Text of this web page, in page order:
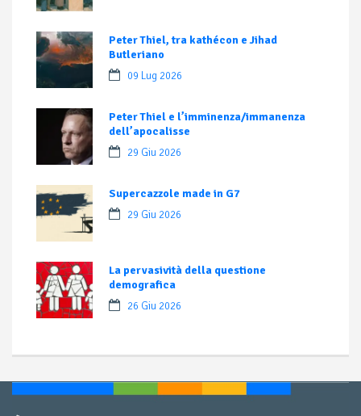
Peter Thiel, tra kathécon e Jihad
Butleriano
09 Lug 2026
Peter Thiel e l’imminenza/immanenza
dell’apocalisse
29 Giu 2026
Supercazzole made in G7
29 Giu 2026
La pervasività della questione
demografica
26 Giu 2026